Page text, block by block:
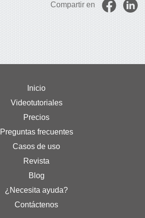
Compartir en
Inicio
Videotutoriales
Precios
Preguntas frecuentes
Casos de uso
Revista
Blog
¿Necesita ayuda?
Contáctenos